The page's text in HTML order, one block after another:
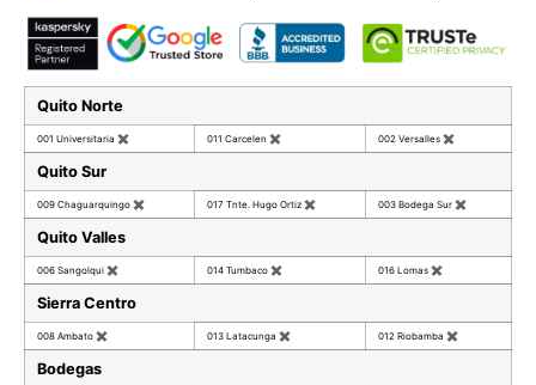
Quito Norte
001 Universitaria ✖ 011 Carcelen ✖ 002 Versalles ✖
Quito Sur
009 Chaguarquingo ✖ 017 Tnte. Hugo Ortiz ✖ 003 Bodega Sur ✖
Quito Valles
006 Sangolqui ✖ 014 Tumbaco ✖ 016 Lomas ✖
Sierra Centro
008 Ambato ✖ 013 Latacunga ✖ 012 Riobamba ✖
Bodegas